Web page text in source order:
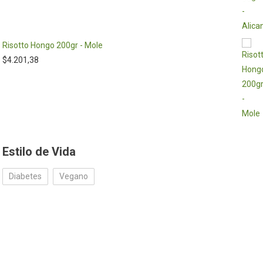
Risotto Hongo 200gr - Mole
$4.201,38
Estilo de Vida
Diabetes Vegano